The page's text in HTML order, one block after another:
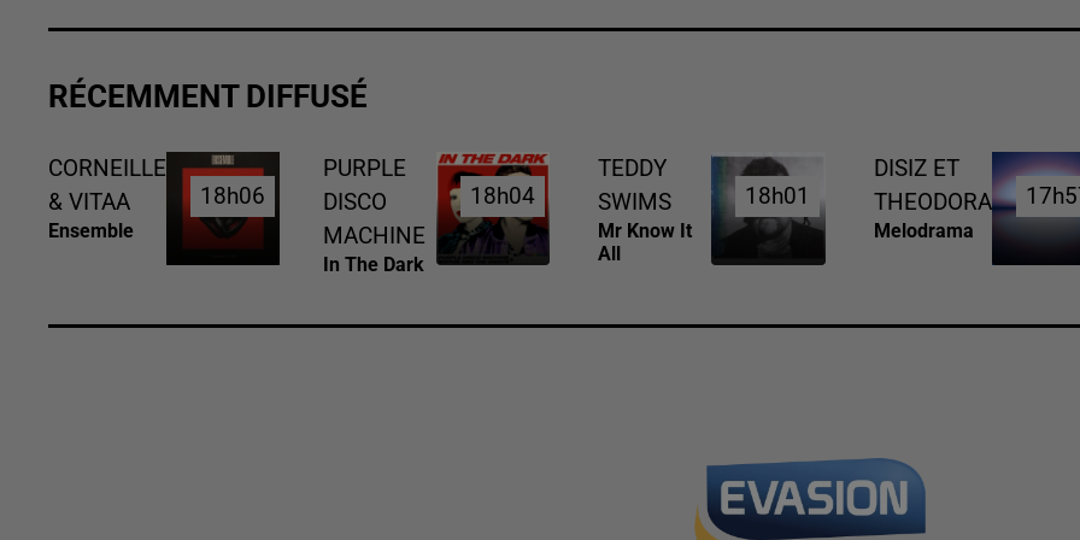
RÉCEMMENT DIFFUSÉ
CORNEILLE
& VITAA
Ensemble
18h06
18h06
PURPLE
DISCO
MACHINE
In The Dark
18h04
18h04
TEDDY
SWIMS
Mr Know It
All
18h01
18h01
DISIZ ET
THEODORA
Melodrama